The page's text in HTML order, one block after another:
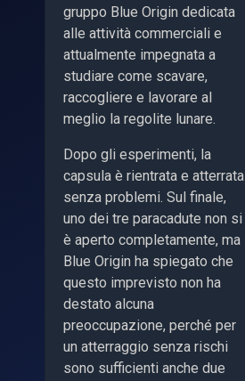
gruppo Blue Origin dedicata
alle attività commerciali e
attualmente impegnata a
studiare come scavare,
raccogliere e lavorare al
meglio la regolite lunare.
Dopo gli esperimenti, la
capsula è rientrata e atterrata
senza problemi. Sul finale,
uno dei tre paracadute non si
è aperto completamente, ma
Blue Origin ha spiegato che
questo imprevisto non ha
destato alcuna
preoccupazione, perché per
un atterraggio senza rischi
sono sufficienti anche due